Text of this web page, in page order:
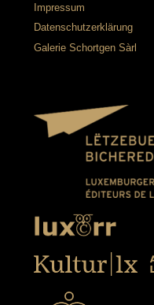
Impressum
Datenschutzerklärung
Galerie Schortgen Sàrl